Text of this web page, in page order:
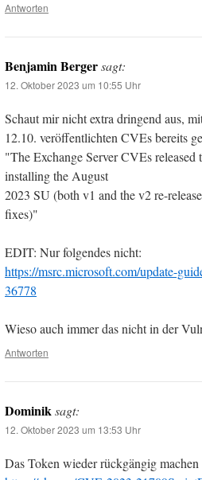
Antworten
Benjamin Bergersagt:
12. Oktober 2023 um 10:55 Uhr
Schaut mir nicht extra dringend aus,
12.10. veröffentlichten CVEs bereits
"The Exchange Server CVEs released
installing the August
2023 SU (both v1 and the v2 re-
fixes)"
EDIT: Nur folgendes nicht:
https://msrc.microsoft.com/update-
36778
Wieso auch immer das nicht in der
Antworten
Dominiksagt:
12. Oktober 2023 um 13:53 Uhr
Das Token wieder rückgängig